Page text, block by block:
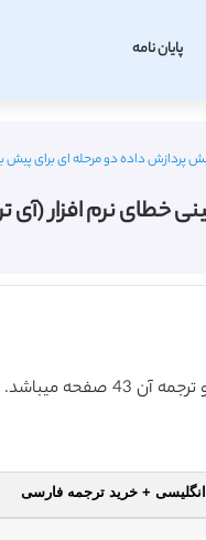
پایان نامه
داده دو مرحله ای برای پیش بینی خطای نرم
تریپل ای 2015) (ترجمه
انگلیسی + خرید ترجمه فارسی